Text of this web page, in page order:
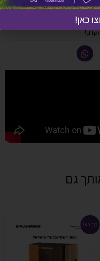
גם
מבצע!
כאן!